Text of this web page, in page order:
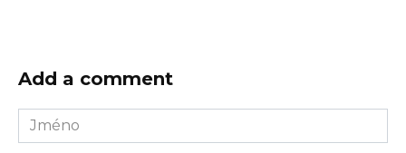
Add a comment
Jméno